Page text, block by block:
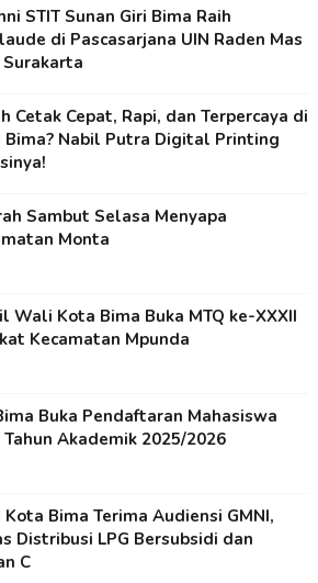
STIT Sunan Giri Bima Raih
di Pascasarjana UIN Raden Mas
Cetak Cepat, Rapi, dan Terpercaya di
Bima? Nabil Putra Digital Printing
Sambut Selasa Menyapa
Monta
Wali Kota Bima Buka MTQ ke-XXXII
Kecamatan Mpunda
Buka Pendaftaran Mahasiswa
Tahun Akademik 2025/2026
Bima Terima Audiensi GMNI,
Distribusi LPG Bersubsidi dan
C